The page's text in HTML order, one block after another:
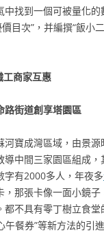
中找到一個可被量化的
目次”，并編撰“飯小
工商家互惠
路街道創享塔園區
河寶成灣區域，由景
導中間三家園區組成，
字有2000多人，年夜多
，那張卡像一面小鏡
都不具有零丁樹立食
午餐券”等新方法的引